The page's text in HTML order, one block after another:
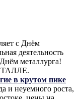
с Днём
деятельность
металлурга!
в крутом пике
и неуемного роста,